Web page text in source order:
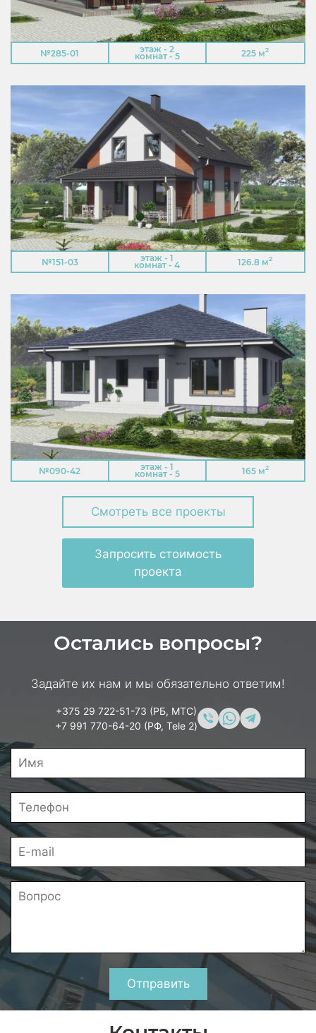
№285-01 этаж - 2
комнат - 5 225 м2
№151-03 этаж - 1
комнат - 4 126.8 м2
№090-42 этаж - 1
комнат - 5 165 м2
Смотреть все проекты
Запросить стоимость
проекта
Остались вопросы?
Задайте их нам и мы обязательно ответим!
+375 29 722-51-73 (РБ, МТС)
+7 991 770-64-20 (РФ, Tele 2)
Отправить